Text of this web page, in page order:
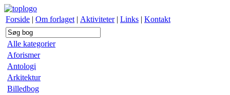
Forside | Om forlaget | Aktiviteter | Links | Kontakt
Alle kategorier
Aforismer
Antologi
Arkitektur
Billedbog